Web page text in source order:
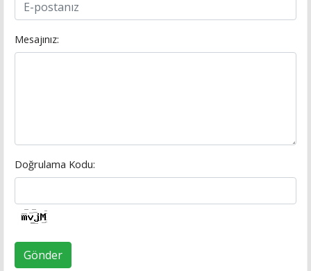
Mesajınız:
Doğrulama Kodu:
Gönder